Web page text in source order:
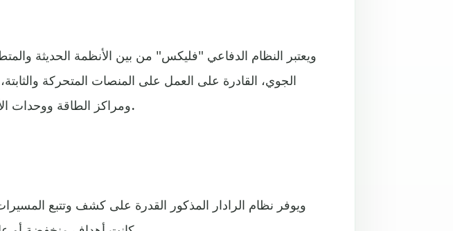
ويعتبر النظام الدفاعي "فليكس" من بين الأنظمة الحديثة
الجوي، القادرة على العمل على المنصات المتحركة
ومراكز الطاقة ووحدات الأمن ومواكب الشخصيات المهمة.
ويوفر نظام الرادار المذكور القدرة على كشف وتتبع